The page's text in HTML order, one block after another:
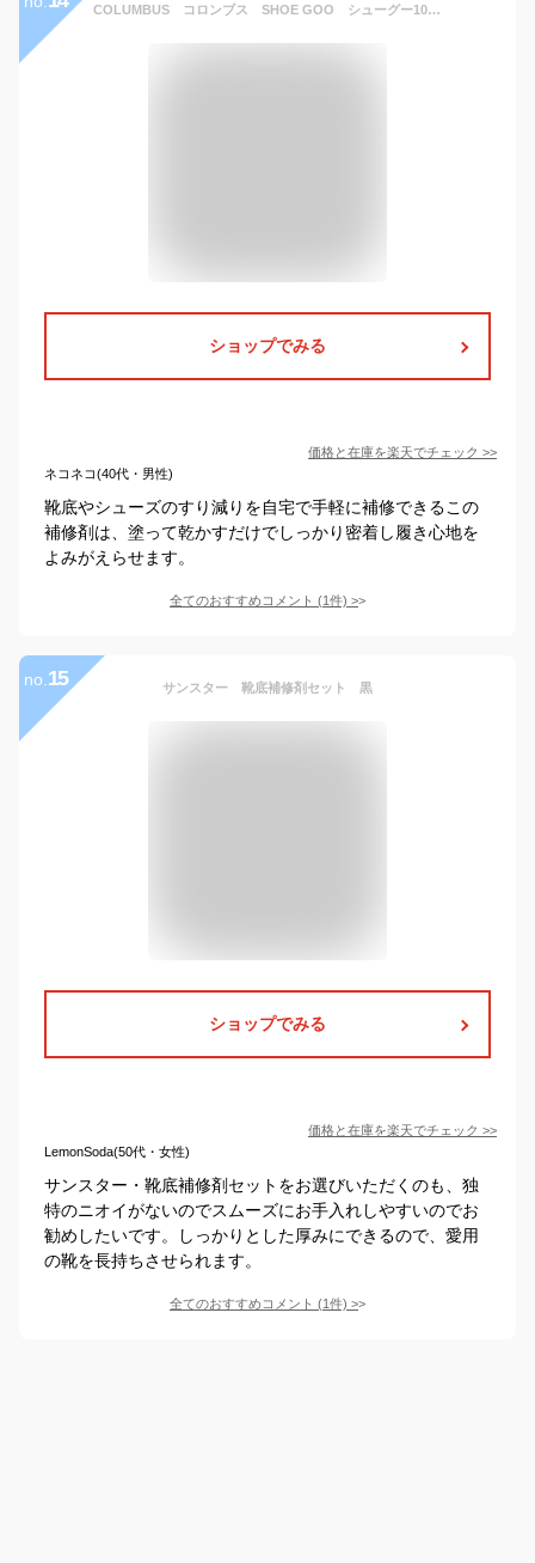
COLUMBUS コロンブス SHOE GOO シューグー100g シューズ用補修剤 シロ【お取り寄せ製品】【シューズ用補修用品 靴底補修剤】
ショップでみる
価格と在庫を楽天でチェック >>
ネコネコ(40代・男性)
靴底やシューズのすり減りを自宅で手軽に補修できるこの
補修剤は、塗って乾かすだけでしっかり密着し履き心地を
よみがえらせます。
全てのおすすめコメント (1件) >
no. 15 サンスター 靴底補修剤セット 黒
ショップでみる
価格と在庫を楽天でチェック >>
LemonSoda(50代・女性)
サンスター・靴底補修剤セットをお選びいただくのも、独
特のニオイがないのでスムーズにお手入れしやすいのでお
勧めしたいです。しっかりとした厚みにできるので、愛用
の靴を長持ちさせられます。
全てのおすすめコメント (1件) >